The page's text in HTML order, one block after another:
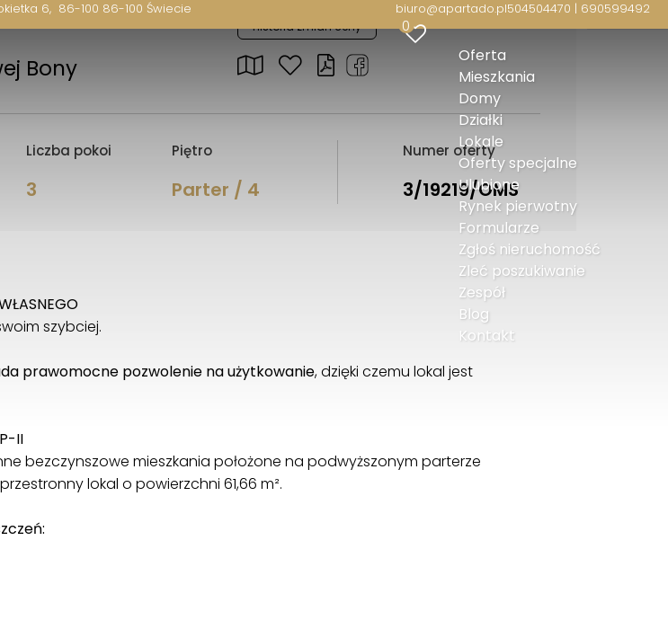
6 86-100 86-100 Świecie biuro@apartado.pl504504470 | 690599492
0
Oferta
Mieszkania
Domy
Działki
Lokale
Oferty specjalne
Ulubione
Rynek pierwotny
Formularze
Zgłoś nieruchomość
Zleć poszukiwanie
Zespół
Blog
Kontakt
Bony
Historia zmian ceny
Liczba pokoi
3
Piętro
Parter / 4
Numer oferty
3/19219/OMS
szybciej.
prawomocne pozwolenie na użytkowanie, dzięki czemu lokal jest
II
bezczynszowe mieszkania położone na podwyższonym parterze
lokal o powierzchni 61,66 m².